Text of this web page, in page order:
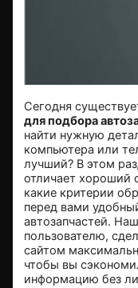
Сегодня
для подбора
найти нужную
компьютера или
лучший? В этом
отличает хороший
какие критерии
перед вами
автозапчастей.
пользователю,
сайтом
чтобы вы
информацию без